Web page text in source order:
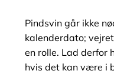
Pindsvin går ikke
kalenderdato;
en rolle. Lad derfor
hvis det kan være i